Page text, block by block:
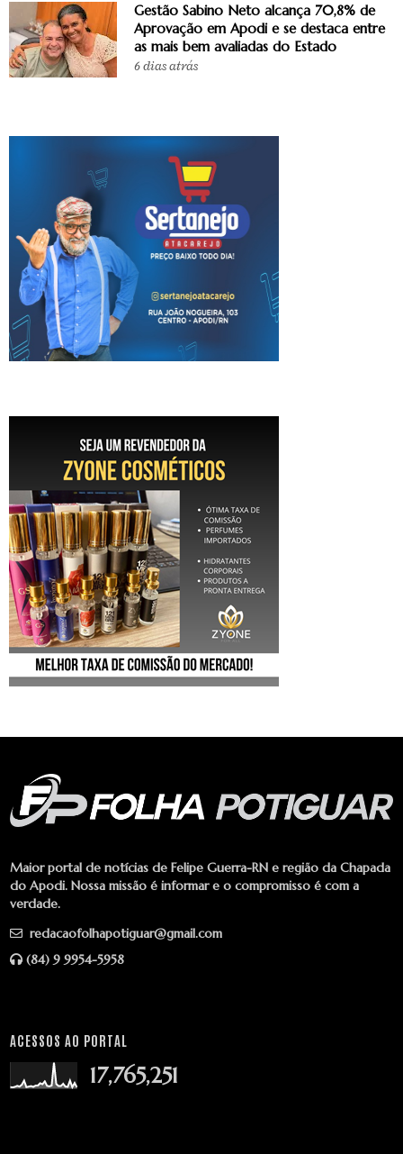
Gestão Sabino Neto alcança 70,8% de
Aprovação em Apodi e se destaca entre
as mais bem avaliadas do Estado
6 dias atrás
Maior portal de notícias de Felipe Guerra-RN e região da Chapada
do Apodi. Nossa missão é informar e o compromisso é com a
verdade.
redacaofolhapotiguar@gmail.com
(84) 9 9954-5958
ACESSOS AO PORTAL
17,765,251